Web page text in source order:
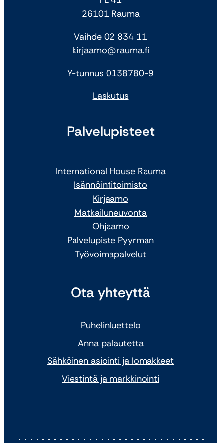
26101 Rauma
Vaihde 02 834 11
kirjaamo@rauma.fi
Y-tunnus 0138780-9
Laskutus
Palvelupisteet
International House Rauma
Isännöintitoimisto
Kirjaamo
Matkailuneuvonta
Ohjaamo
Palvelupiste Pyyrman
Työvoimapalvelut
Ota yhteyttä
Puhelinluettelo
Anna palautetta
Sähköinen asiointi ja lomakkeet
Viestintä ja markkinointi